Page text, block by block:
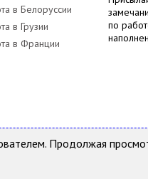
в Белоруссии
в Грузии
в Франции
по
с данного сайта возможно
Продолжая